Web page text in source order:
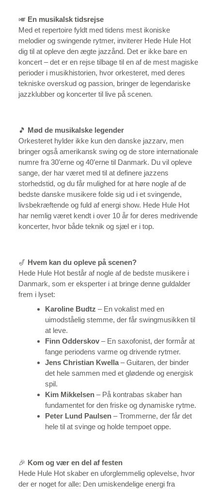
🎺 En musikalsk tidsrejse
Med et repertoire fyldt med tidens mest ikoniske
melodier og swingende rytmer, inviterer Hede Hule Hot
dig til at opleve den ægte jazzånd. Det er ikke bare en
koncert – det er en rejse tilbage til en af de mest magiske
perioder i musikhistorien, hvor orkesteret, med deres
tekniske overskud og passion, bringer de legendariske
jazzklubber og koncerter til live på scenen.
🎵 Mød de musikalske legender
Orkesteret hylder ikke kun den danske jazzarv, men
bringer også amerikansk swing og de store internationale
numre fra 30’erne og 40’erne til Danmark. Du vil opleve
sange, der har været med til at definere jazzens
storhedstid, og du får mulighed for at høre nogle af de
bedste danske musikere folde sig ud i et svingende,
livsbekræftende og fuld af energi show. Hede Hule Hot
har nemlig været kendt i over 10 år for deres medrivende
koncerter, hvor både teknik og sjæl er i top.
🎷 Hvem kan du opleve på scenen?
Hede Hule Hot består af nogle af de bedste musikere i
Danmark, som er eksperter i at bringe denne guldalder
frem i lyset:
Karoline Budtz – En vokalist med en
uimodståelig stemme, der får swingmusikken til
at leve.
Finn Odderskov – En saxofonist, der formår at
fange periodens varme og drivende rytmer.
Jens Christian Kwella– Guitaren, der binder
det hele sammen med et glødende og energisk
spil.
Kim Mikkelsen – På kontrabas skaber han
fundamentet for den friske og dynamiske rytme.
Peter Lund Paulsen – Trommerne, der får det
hele til at svinge og holde tempoet oppe.
🎉 Kom og vær en del af festen
Hede Hule Hot skaber en uforglemmelig oplevelse, hvor
der er noget for alle: Den umiskendelige energi fra